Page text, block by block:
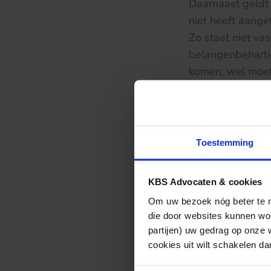
Toestemming
KBS Advocaten & cookies
Om uw bezoek nóg beter te
die door websites kunnen
partijen) uw gedrag op onze
cookies uit wilt schakelen
Daarnaast
niet heeft
Zo staat niet
komen, wel
zij vordert,
70,00 zouden
niet hoog is,
nadere
dat de
rechtbank.